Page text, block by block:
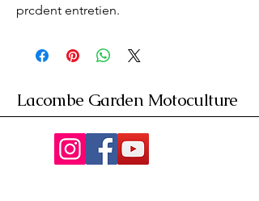
prcdent entretien.
Lacombe Garden Motoculture